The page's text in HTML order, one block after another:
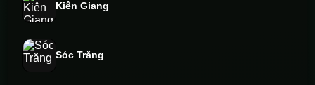
Kiên Giang
Sóc Trăng